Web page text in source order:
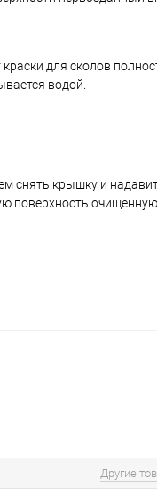
для сколов
водой.
снять крышку и
поверхность
Другие